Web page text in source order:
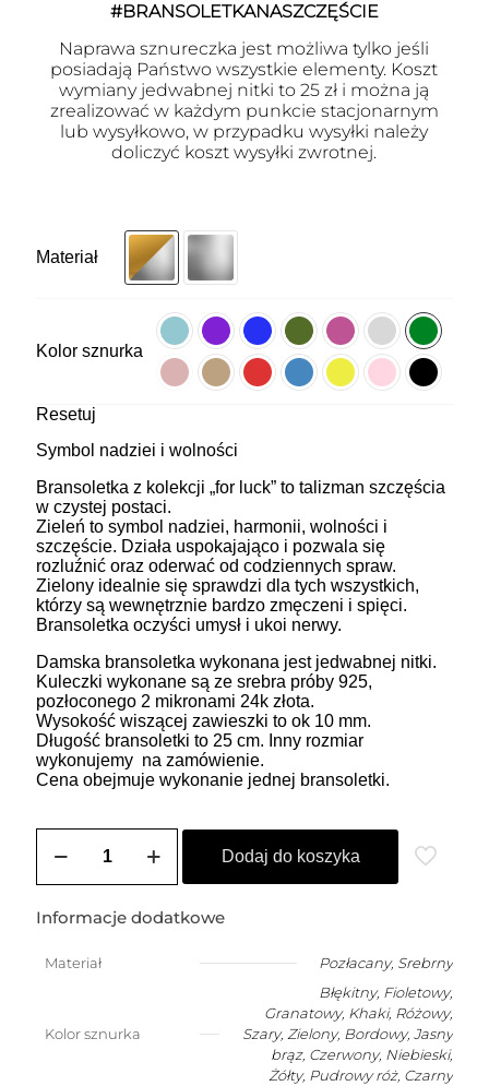
#BRANSOLETKANASZCZĘŚCIE
Naprawa sznureczka jest możliwa tylko jeśli
posiadają Państwo wszystkie elementy. Koszt
wymiany jedwabnej nitki to 25 zł i można ją
zrealizować w każdym punkcie stacjonarnym
lub wysyłkowo, w przypadku wysyłki należy
doliczyć koszt wysyłki zwrotnej.
Materiał
Kolor sznurka
Resetuj
Symbol nadziei i wolności
Bransoletka z kolekcji „for luck” to talizman szczęścia
w czystej postaci.
Zieleń to symbol nadziei, harmonii, wolności i
szczęście. Działa uspokajająco i pozwala się
rozluźnić oraz oderwać od codziennych spraw.
Zielony idealnie się sprawdzi dla tych wszystkich,
którzy są wewnętrznie bardzo zmęczeni i spięci.
Bransoletka oczyści umysł i ukoi nerwy.
Damska bransoletka wykonana jest jedwabnej nitki.
Kuleczki wykonane są ze srebra próby 925,
pozłoconego 2 mikronami 24k złota.
Wysokość wiszącej zawieszki to ok 10 mm.
Długość bransoletki to 25 cm. Inny rozmiar
wykonujemy na zamówienie.
Cena obejmuje wykonanie jednej bransoletki.
ZOZO
bransoletka
na
szczęście
wzór2
Dodaj do koszyka
Informacje dodatkowe
Materiał Pozłacany, Srebrny
Kolor sznurka
Błękitny, Fioletowy,
Granatowy, Khaki, Różowy,
Szary, Zielony, Bordowy, Jasny
brąz, Czerwony, Niebieski,
Żółty, Pudrowy róż, Czarny